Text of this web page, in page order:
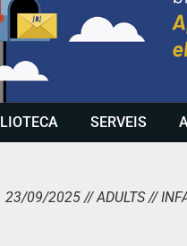
SERVEIS
23/09/2025 // ADULTS //